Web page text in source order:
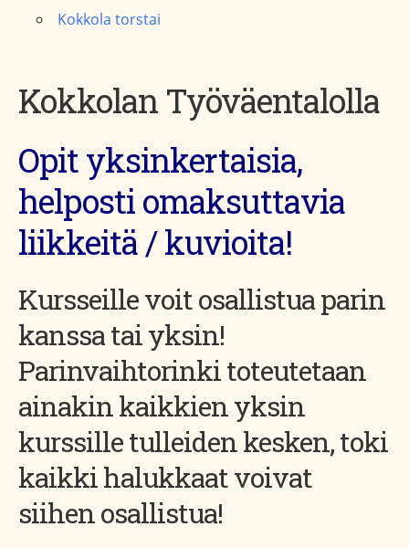
Kokkola torstai
Kokkolan Työväentalolla
Opit yksinkertaisia,
helposti omaksuttavia
liikkeitä / kuvioita!
Kursseille voit osallistua parin
kanssa tai yksin!
Parinvaihtorinki toteutetaan
ainakin kaikkien yksin
kurssille tulleiden kesken, toki
kaikki halukkaat voivat
siihen osallistua!